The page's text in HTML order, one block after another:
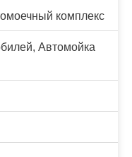
комплекс
Автомойка